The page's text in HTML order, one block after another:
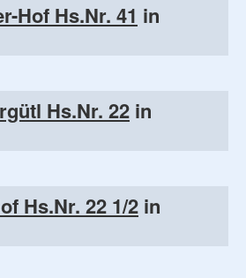
Hof Hs.Nr. 41 in
Hs.Nr. 22 in
Hs.Nr. 22 1/2 in